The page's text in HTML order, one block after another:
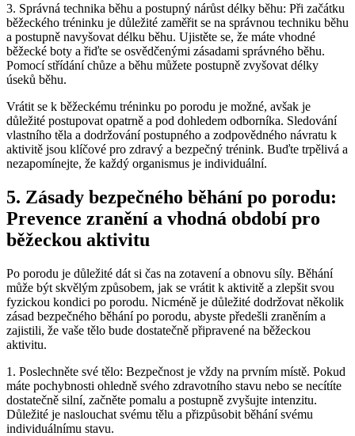
3. Správná technika běhu a postupný nárůst délky běhu: Při začátku
běžeckého tréninku je důležité zaměřit se na správnou techniku běhu
a postupně navyšovat délku běhu. Ujistěte se, že máte vhodné
běžecké boty a řiďte se osvědčenými zásadami správného běhu.
Pomocí střídání chůze a běhu můžete postupně zvyšovat délky
úseků běhu.
Vrátit se k běžeckému tréninku po porodu je možné, avšak je
důležité postupovat opatrně a pod dohledem odborníka. Sledování
vlastního těla a dodržování postupného a zodpovědného návratu k
aktivitě jsou klíčové pro zdravý a bezpečný trénink. Buďte trpělivá a
nezapomínejte, že každý organismus je individuální.
5. Zásady bezpečného běhání po porodu:
Prevence zranění a vhodná období pro
běžeckou aktivitu
Po porodu je důležité dát si čas na zotavení a obnovu síly. Běhání
může být skvělým způsobem, jak se vrátit k aktivitě a zlepšit svou
fyzickou kondici po porodu. Nicméně je důležité dodržovat několik
zásad bezpečného běhání po porodu, abyste předešli zraněním a
zajistili, že vaše tělo bude dostatečně připravené na běžeckou
aktivitu.
1. Poslechněte své tělo: Bezpečnost je vždy na prvním místě. Pokud
máte pochybnosti ohledně svého zdravotního stavu nebo se necítíte
dostatečně silní, začněte pomalu a postupně zvyšujte intenzitu.
Důležité je naslouchat svému tělu a přizpůsobit běhání svému
individuálnímu stavu.